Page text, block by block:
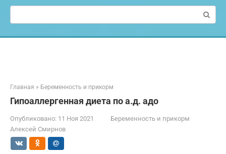
Поиск:
Главная » Беременность и прикорм
Гипоаллергенная диета по а.д. адо
Опубликовано: 11 Ноя 2021
Беременность и прикорм
Алексей Смирнов